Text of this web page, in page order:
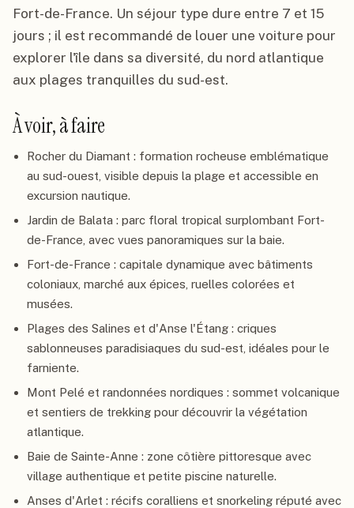
Fort-de-France. Un séjour type dure entre 7 et 15
jours ; il est recommandé de louer une voiture pour
explorer l'île dans sa diversité, du nord atlantique
aux plages tranquilles du sud-est.
À voir, à faire
Rocher du Diamant : formation rocheuse emblématique
au sud-ouest, visible depuis la plage et accessible en
excursion nautique.
Jardin de Balata : parc floral tropical surplombant Fort-
de-France, avec vues panoramiques sur la baie.
Fort-de-France : capitale dynamique avec bâtiments
coloniaux, marché aux épices, ruelles colorées et
musées.
Plages des Salines et d'Anse l'Étang : criques
sablonneuses paradisiaques du sud-est, idéales pour le
farniente.
Mont Pelé et randonnées nordiques : sommet volcanique
et sentiers de trekking pour découvrir la végétation
atlantique.
Baie de Sainte-Anne : zone côtière pittoresque avec
village authentique et petite piscine naturelle.
Anses d'Arlet : récifs coralliens et snorkeling réputé avec